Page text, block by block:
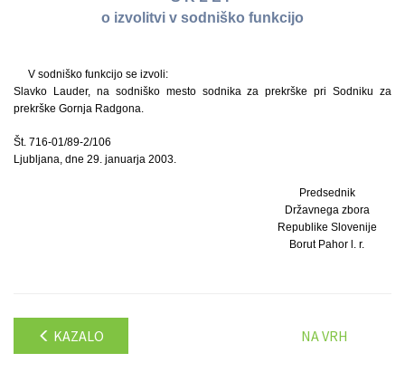
o izvolitvi v sodniško funkcijo
V sodniško funkcijo se izvoli:
Slavko Lauder, na sodniško mesto sodnika za prekrške pri Sodniku za
prekrške Gornja Radgona.
Št. 716-01/89-2/106
Ljubljana, dne 29. januarja 2003.
Predsednik
Državnega zbora
Republike Slovenije
Borut Pahor l. r.
KAZALO NA VRH